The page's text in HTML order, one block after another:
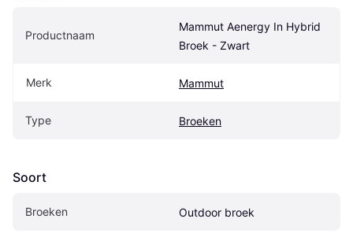
Productnaam
Mammut Aenergy In Hybrid
Broek - Zwart
Merk Mammut
Type Broeken
Soort
Broeken Outdoor broek